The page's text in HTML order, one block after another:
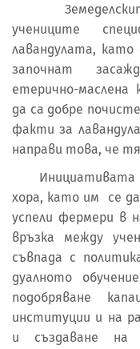
Земеделските
учениците
лавандулата, като
започнат
етерично-маслена
да са добре
факти за
направи това, че
Инициативата
хора, като им се
успели фермери в
връзка между
съвпада с
дуалното
подобряване
институции и на
и създаване на